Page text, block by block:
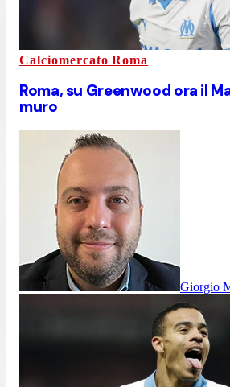
Calciomercato Roma
Roma, su Greenwood ora il
muro
Giorgio